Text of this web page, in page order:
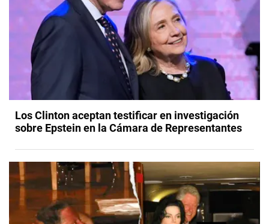
Los Clinton aceptan testificar en investigación
sobre Epstein en la Cámara de Representantes